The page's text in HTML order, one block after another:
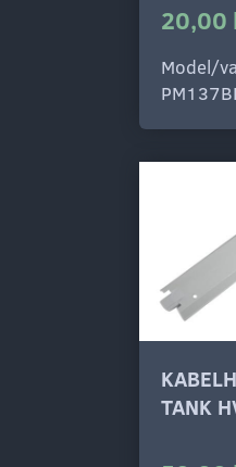
20,00
Model/
TANK